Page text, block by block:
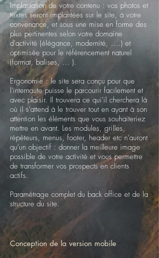
Implantation de votre contenu : vos photos et
textes seront implantées sur le site, à votre
convenance, et sous une mise en forme des
plus pertinentes selon votre domaine
d'activité (élégance, modernité, ....) et
optimisée pour le référencement naturel
(format, balises, ... ).
Ergonomie : le site sera conçu pour que
l'internaute puisse le parcourir facilement et
avec plaisir. Il trouvera ce qui'il cherchera là
où il s'attend à le trouver tout en ayant à son
attention les éléments que vous souhaiteriez
mettre en avant. Les modules, grilles,
répéteurs, menus, footer, header etc n'auront
qu'un objectif : donner la meilleure image
possible de votre activité et vous permettre
de transformer vos prospects en clients
actifs.
Paramétrage complet du back office et de la
structure du site.
Conception de la version mobile